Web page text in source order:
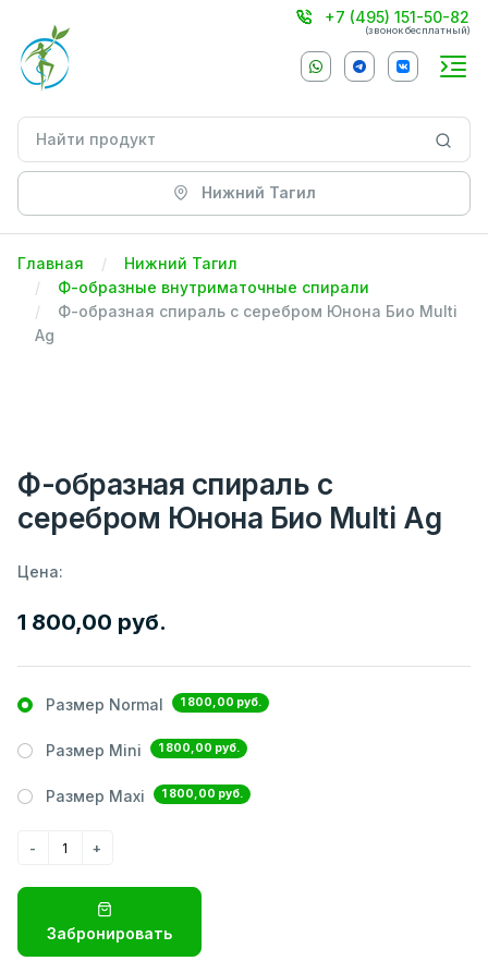
+7 (495) 151-50-82
(звонок бесплатный)
Нижний Тагил
Главная
Нижний Тагил
Ф-образные внутриматочные спирали
Ф-образная спираль с серебром Юнона Био Multi
Ag
Ф-образная спираль с
серебром Юнона Био Multi Ag
Цена:
1 800,00 руб.
Размер Normal 1 800,00 руб.
Размер Mini 1 800,00 руб.
Размер Maxi 1 800,00 руб.
Забронировать